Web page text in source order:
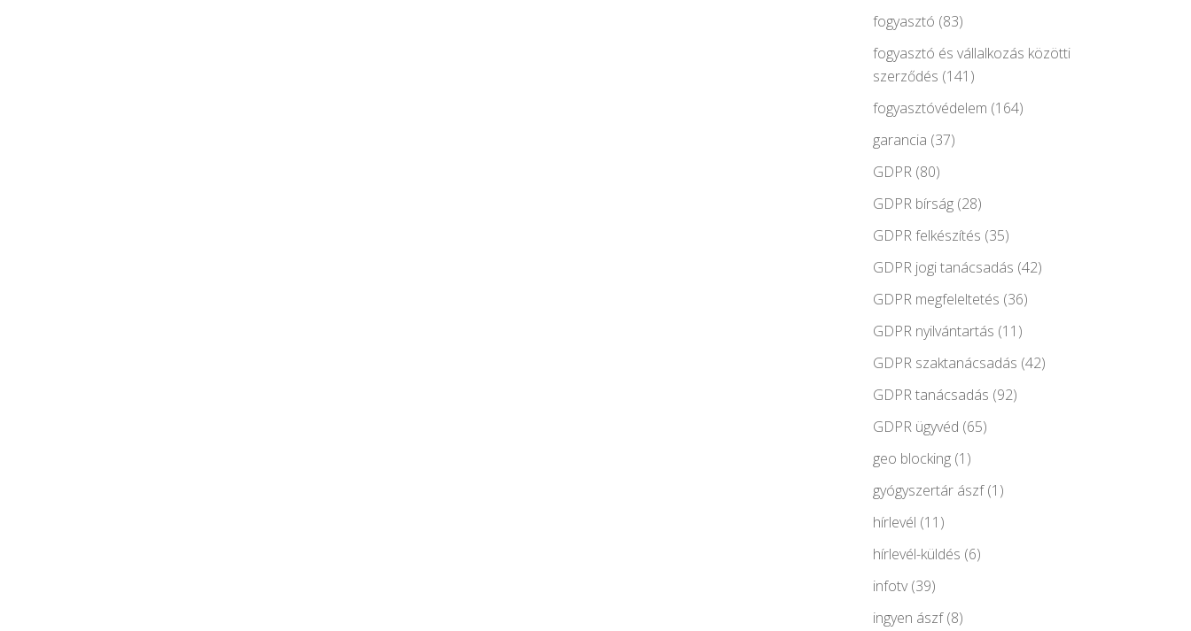
fogyasztó (83)
fogyasztó és vállalkozás közötti
szerződés (141)
fogyasztóvédelem (164)
garancia (37)
GDPR(80)
GDPR bírság(28)
GDPR felkészítés (35)
GDPR jogi tanácsadás (42)
GDPR megfeleltetés (36)
GDPR nyilvántartás (11)
GDPR szaktanácsadás (42)
GDPR tanácsadás (92)
GDPR ügyvéd (65)
geo blocking(1)
gyógyszertár ászf(1)
hírlevél (11)
hírlevél-küldés (6)
infotv(39)
ingyen ászf(8)